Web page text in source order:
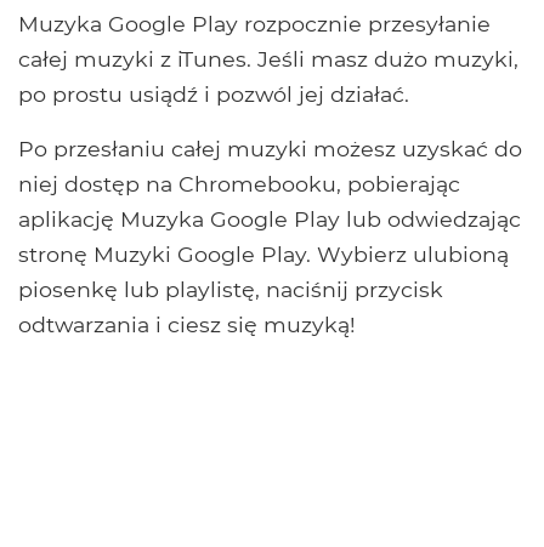
Muzyka Google Play rozpocznie przesyłanie
całej muzyki z iTunes. Jeśli masz dużo muzyki,
po prostu usiądź i pozwól jej działać.
Po przesłaniu całej muzyki możesz uzyskać do
niej dostęp na Chromebooku, pobierając
aplikację Muzyka Google Play lub odwiedzając
stronę Muzyki Google Play. Wybierz ulubioną
piosenkę lub playlistę, naciśnij przycisk
odtwarzania i ciesz się muzyką!